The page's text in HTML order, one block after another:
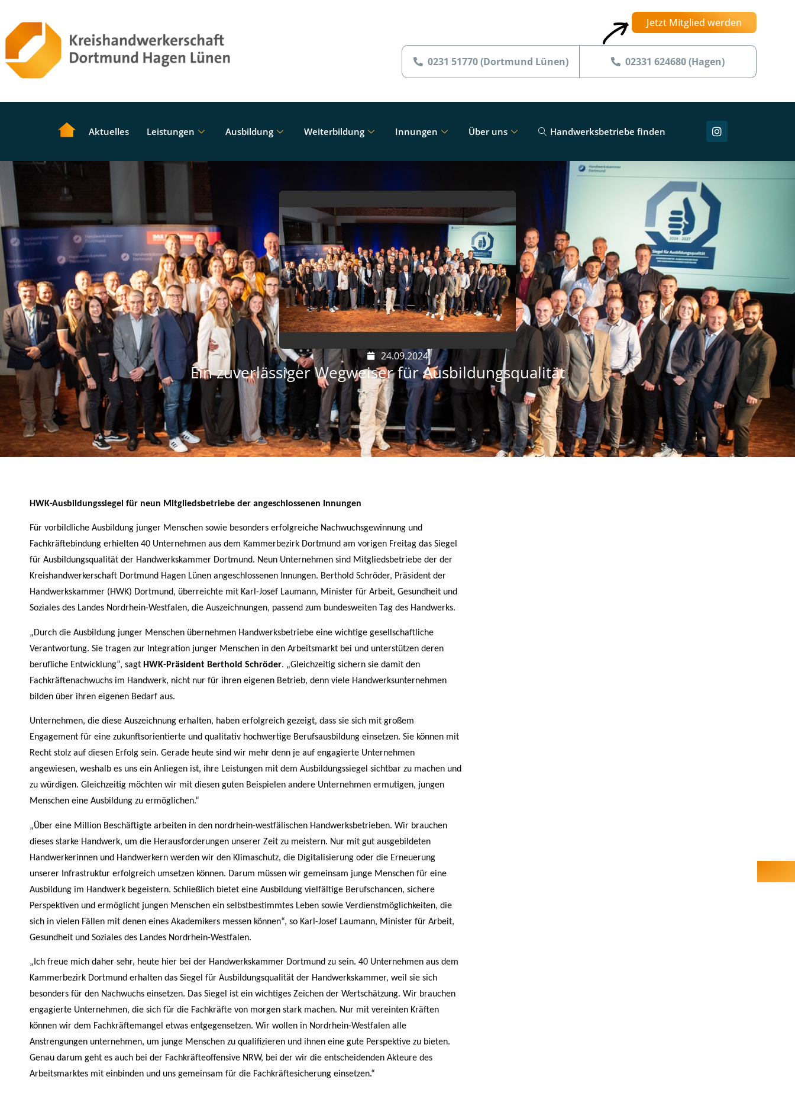
Jetzt Mitglied werden
0231 51770 (Dortmund Lünen) 02331 624680 (Hagen)
Aktuelles Leistungen Ausbildung Weiterbildung Innungen Über uns Handwerksbetriebe finden
24.09.2024
Ein zuverlässiger Wegweiser für Ausbildungsqualität
HWK-Ausbildungssiegel für neun Mitgliedsbetriebe der angeschlossenen Innungen
Für vorbildliche Ausbildung junger Menschen sowie besonders erfolgreiche Nachwuchsgewinnung und
Fachkräftebindung erhielten 40 Unternehmen aus dem Kammerbezirk Dortmund am vorigen Freitag das Siegel
für Ausbildungsqualität der Handwerkskammer Dortmund. Neun Unternehmen sind Mitgliedsbetriebe der der
Kreishandwerkerschaft Dortmund Hagen Lünen angeschlossenen Innungen. Berthold Schröder, Präsident der
Handwerkskammer (HWK) Dortmund, überreichte mit Karl-Josef Laumann, Minister für Arbeit, Gesundheit und
Soziales des Landes Nordrhein-Westfalen, die Auszeichnungen, passend zum bundesweiten Tag des Handwerks.
„Durch die Ausbildung junger Menschen übernehmen Handwerksbetriebe eine wichtige gesellschaftliche
Verantwortung. Sie tragen zur Integration junger Menschen in den Arbeitsmarkt bei und unterstützen deren
berufliche Entwicklung“, sagt HWK-Präsident Berthold Schröder. „Gleichzeitig sichern sie damit den
Fachkräftenachwuchs im Handwerk, nicht nur für ihren eigenen Betrieb, denn viele Handwerksunternehmen
bilden über ihren eigenen Bedarf aus.
Unternehmen, die diese Auszeichnung erhalten, haben erfolgreich gezeigt, dass sie sich mit großem
Engagement für eine zukunftsorientierte und qualitativ hochwertige Berufsausbildung einsetzen. Sie können mit
Recht stolz auf diesen Erfolg sein. Gerade heute sind wir mehr denn je auf engagierte Unternehmen
angewiesen, weshalb es uns ein Anliegen ist, ihre Leistungen mit dem Ausbildungssiegel sichtbar zu machen und
zu würdigen. Gleichzeitig möchten wir mit diesen guten Beispielen andere Unternehmen ermutigen, jungen
Menschen eine Ausbildung zu ermöglichen.“
„Über eine Million Beschäftigte arbeiten in den nordrhein-westfälischen Handwerksbetrieben. Wir brauchen
dieses starke Handwerk, um die Herausforderungen unserer Zeit zu meistern. Nur mit gut ausgebildeten
Handwerkerinnen und Handwerkern werden wir den Klimaschutz, die Digitalisierung oder die Erneuerung
unserer Infrastruktur erfolgreich umsetzen können. Darum müssen wir gemeinsam junge Menschen für eine
Ausbildung im Handwerk begeistern. Schließlich bietet eine Ausbildung vielfältige Berufschancen, sichere
Perspektiven und ermöglicht jungen Menschen ein selbstbestimmtes Leben sowie Verdienstmöglichkeiten, die
sich in vielen Fällen mit denen eines Akademikers messen können“, so Karl-Josef Laumann, Minister für Arbeit,
Gesundheit und Soziales des Landes Nordrhein-Westfalen.
„Ich freue mich daher sehr, heute hier bei der Handwerkskammer Dortmund zu sein. 40 Unternehmen aus dem
Kammerbezirk Dortmund erhalten das Siegel für Ausbildungsqualität der Handwerkskammer, weil sie sich
besonders für den Nachwuchs einsetzen. Das Siegel ist ein wichtiges Zeichen der Wertschätzung. Wir brauchen
engagierte Unternehmen, die sich für die Fachkräfte von morgen stark machen. Nur mit vereinten Kräften
können wir dem Fachkräftemangel etwas entgegensetzen. Wir wollen in Nordrhein-Westfalen alle
Anstrengungen unternehmen, um junge Menschen zu qualifizieren und ihnen eine gute Perspektive zu bieten.
Genau darum geht es auch bei der Fachkräfteoffensive NRW, bei der wir die entscheidenden Akteure des
Arbeitsmarktes mit einbinden und uns gemeinsam für die Fachkräftesicherung einsetzen.“